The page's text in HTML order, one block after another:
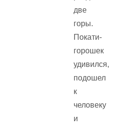
две
горы.
Покати-
горошек
удивился,
подошел
к
человеку
и